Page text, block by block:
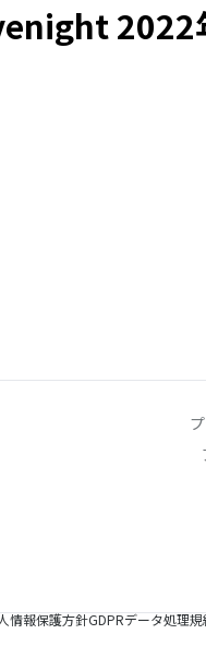
2022
情報保護方針GDPRデータ処理規